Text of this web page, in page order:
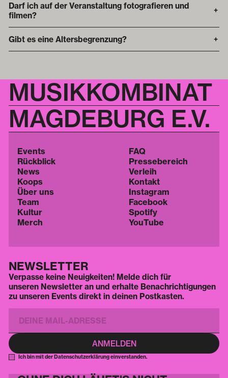
Darf ich auf der Veranstaltung fotografieren und
filmen?
+
Gibt es eine Altersbegrenzung? +
MUSIKKOMBINAT
MAGDEBURG E.V.
Events
Rückblick
News
Koops
Über uns
Team
Kultur
Merch
FAQ
Pressebereich
Verleih
Kontakt
Instagram
Facebook
Spotify
YouTube
NEWSLETTER
Verpasse keine Neuigkeiten! Melde dich für
unseren Newsletter an und erhalte Benachrichtigungen
zu unseren Events direkt in deinen Postkasten.
Ich bin mit der Datenschutzerklärung einverstanden.